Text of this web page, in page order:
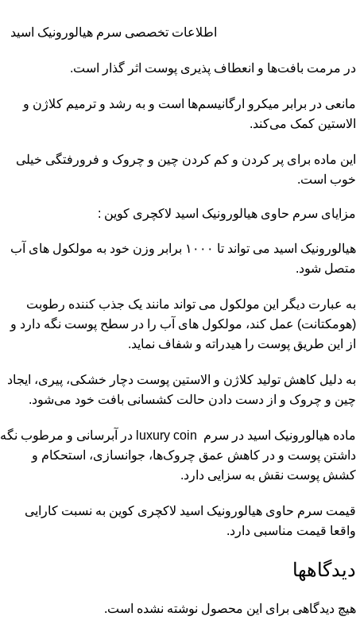
اطلاعات تخصصی سرم هیالورونیک اسید
در مرمت بافت‌ها و انعطاف پذیری پوست اثر گذار است.
مانعی در برابر میکرو ارگانیسم‌ها است و به رشد و ترمیم کلاژن و
الاستین کمک می‌کند.
این ماده برای پر کردن و کم کردن چین و چروک و فرورفتگی خیلی
خوب است.
مزایای سرم حاوی هیالورونیک اسید لاکچری کوین :
هیالورونیک اسید می تواند تا ۱۰۰۰ برابر وزن خود به مولکول های آب
متصل شود.
به عبارت دیگر این مولکول می تواند مانند یک جذب کننده رطوبت
(هومکتانت) عمل کند، مولکول های آب را در سطح پوست نگه دارد و
از این طریق پوست را هیدراته و شفاف نماید.
به دلیل کاهش تولید کلاژن و الاستین پوست دچار خشکی، پیری، ایجاد
چین و چروک و از دست دادن حالت کشسانی بافت خود می‌شود.
ماده هیالورونیک اسید در سرم luxury coin در آبرسانی و مرطوب نگه
داشتن پوست و در کاهش عمق چروک‌ها، جوانسازی، استحکام و
کشش پوست نقش به سزایی دارد.
قیمت سرم حاوی هیالورونیک اسید لاکچری کوین به نسبت کارایی
واقعا قیمت مناسبی دارد.
دیدگاهها
هیچ دیدگاهی برای این محصول نوشته نشده است.